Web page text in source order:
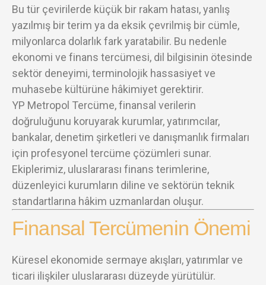
Bu tür çevirilerde küçük bir rakam hatası, yanlış
yazılmış bir terim ya da eksik çevrilmiş bir cümle,
milyonlarca dolarlık fark yaratabilir. Bu nedenle
ekonomi ve finans tercümesi, dil bilgisinin ötesinde
sektör deneyimi, terminolojik hassasiyet ve
muhasebe kültürüne hâkimiyet gerektirir.
YP Metropol Tercüme, finansal verilerin
doğruluğunu koruyarak kurumlar, yatırımcılar,
bankalar, denetim şirketleri ve danışmanlık firmaları
için profesyonel tercüme çözümleri sunar.
Ekiplerimiz, uluslararası finans terimlerine,
düzenleyici kurumların diline ve sektörün teknik
standartlarına hâkim uzmanlardan oluşur.
Finansal Tercümenin Önemi
Küresel ekonomide sermaye akışları, yatırımlar ve
ticari ilişkiler uluslararası düzeyde yürütülür.